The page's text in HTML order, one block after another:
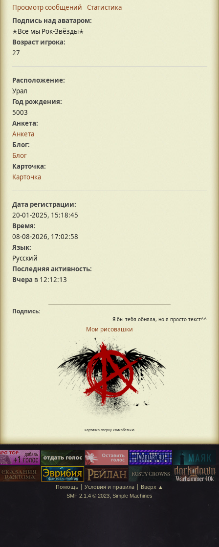
Просмотр сообщений
Статистика
Подпись над аватаром:
✭Все мы Рок-Звёзды✭
Возраст игрока:
27
Расположение:
Урал
Год рождения:
5003
Анкета:
Анкета
Блог:
Блог
Карточка:
Карточка
Дата регистрации:
20-01-2025, 15:18:45
Время:
08-08-2026, 17:02:58
Язык:
Русский
Последняя активность:
Вчера в 12:12:13
Подпись:
Я бы тебя обняла, но я просто текст^^
Мои рисовашки
картинка сверху кликабельна
Помощь | Условия и правила | Вверх ▲
SMF 2.1.4 © 2023, Simple Machines